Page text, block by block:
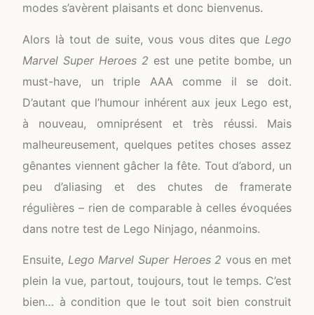
modes s’avèrent plaisants et donc bienvenus.
Alors là tout de suite, vous vous dites que Lego
Marvel Super Heroes 2 est une petite bombe, un
must-have, un triple AAA comme il se doit.
D’autant que l’humour inhérent aux jeux Lego est,
à nouveau, omniprésent et très réussi. Mais
malheureusement, quelques petites choses assez
gênantes viennent gâcher la fête. Tout d’abord, un
peu d’aliasing et des chutes de framerate
régulières – rien de comparable à celles évoquées
dans notre test de Lego Ninjago, néanmoins.
Ensuite, Lego Marvel Super Heroes 2 vous en met
plein la vue, partout, toujours, tout le temps. C’est
bien… à condition que le tout soit bien construit